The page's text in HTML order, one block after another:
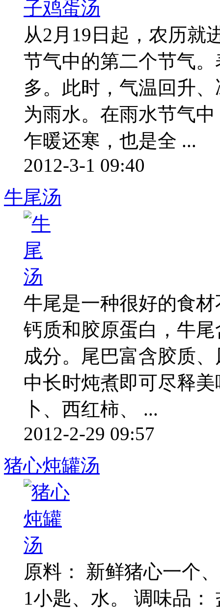
从2月19日起，农历就
节气中的第二个节气
多。此时，气温回升
为雨水。在雨水节气
乍暖还寒，也是全 ...
2012-3-1 09:40
牛尾汤
牛尾是一种很好的食
钙质和胶原蛋白，牛
成分。尾巴富含胶质
中长时炖煮即可尽释
卜、西红柿、 ...
2012-2-29 09:57
猪心炖罐汤
原料： 新鲜猪心一个
1小匙、水。 调味品：